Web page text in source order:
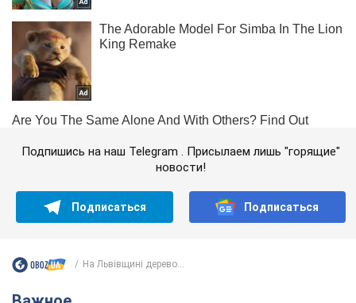
Подпишись на наш Telegram . Присылаем лишь "горящие"
новости!
Подписаться Подписаться
На Львівщині дерево...